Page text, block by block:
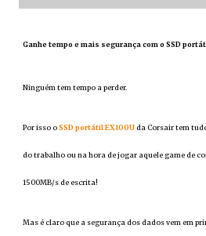
Ganhe tempo e mais segurança com o SSD
Ninguém tem tempo a perder.
Por isso oSSD portátil EX100U da Corsair tem
do trabalho ou na hora de jogar aquele game de
1500MB/s de escrita!
Mas é claro que a segurança dos dados vem em